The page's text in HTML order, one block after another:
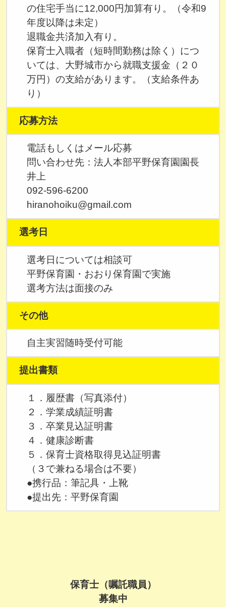
の住宅手当に12,000円加算有り。（令和9
年度以降は未定）
退職金共済加入有り。
保育士入職者（短時間勤務は除く）につ
いては、大野城市から就職支援金（２０
万円）の支給があります。（支給条件あ
り）
応募方法
電話もしくはメール応募
問い合わせ先：法人本部平野保育園園長
井上
092-596-6200
hiranohoiku@gmail.com
選考日
選考日については相談可
平野保育園・おおり保育園で実施
選考方法は面接のみ
その他
自主実習随時受付可能
提出書類
１．履歴書（写真添付）
２．学業成績証明書
３．卒業見込証明書
４．健康診断書
５．保育士資格取得見込証明書
（３で兼ねる場合は不要）
●携行品：筆記具・上靴
●提出先：平野保育園
保育士（嘱託職員）
募集中